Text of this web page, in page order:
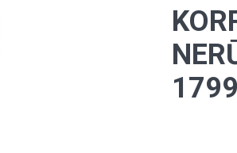
1799